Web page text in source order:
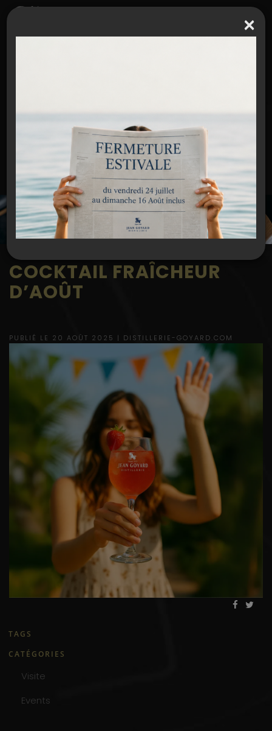
RETROUVEZ L'ACTUALITÉ DE LA DISTILLERIE !
COCKTAIL FRAÎCHEUR
D’AOÛT
PUBLIÉ LE 20 AOÛT 2025 | DISTILLERIE-GOYARD.COM
TAGS
CATÉGORIES
Visite
Events
×